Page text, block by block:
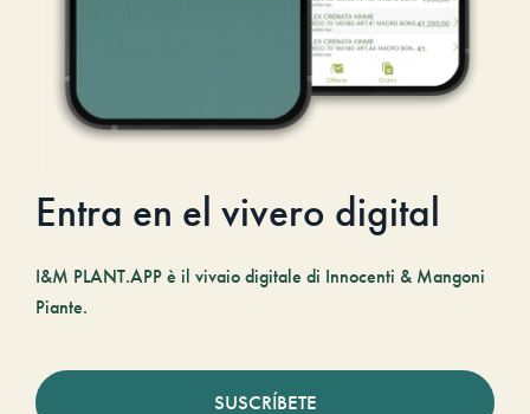
Entra en el vivero digital
I&M PLANT.APP è il vivaio digitale di Innocenti & Mangoni
Piante.
SUSCRÍBETE